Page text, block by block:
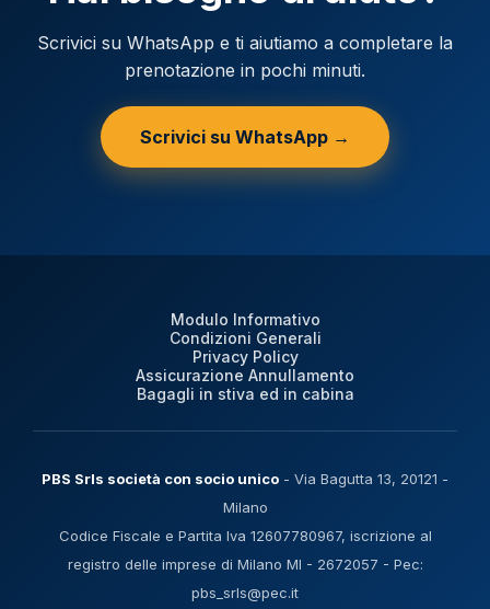
Scrivici su WhatsApp e ti aiutiamo a completare la
prenotazione in pochi minuti.
Scrivici su WhatsApp →
Modulo Informativo
Condizioni Generali
Privacy Policy
Assicurazione Annullamento
Bagagli in stiva ed in cabina
PBS Srls società con socio unico - Via Bagutta 13, 20121 -
Milano
Codice Fiscale e Partita Iva 12607780967, iscrizione al
registro delle imprese di Milano MI - 2672057 - Pec:
pbs_srls@pec.it